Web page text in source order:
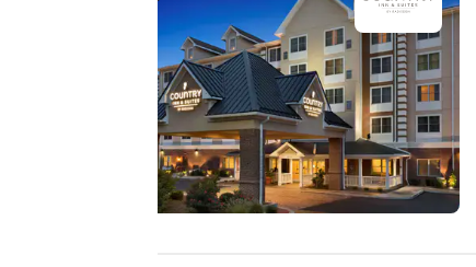
Privatsphäre
ist uns
wichtig.
Unsere Website
verwendet Cookies,